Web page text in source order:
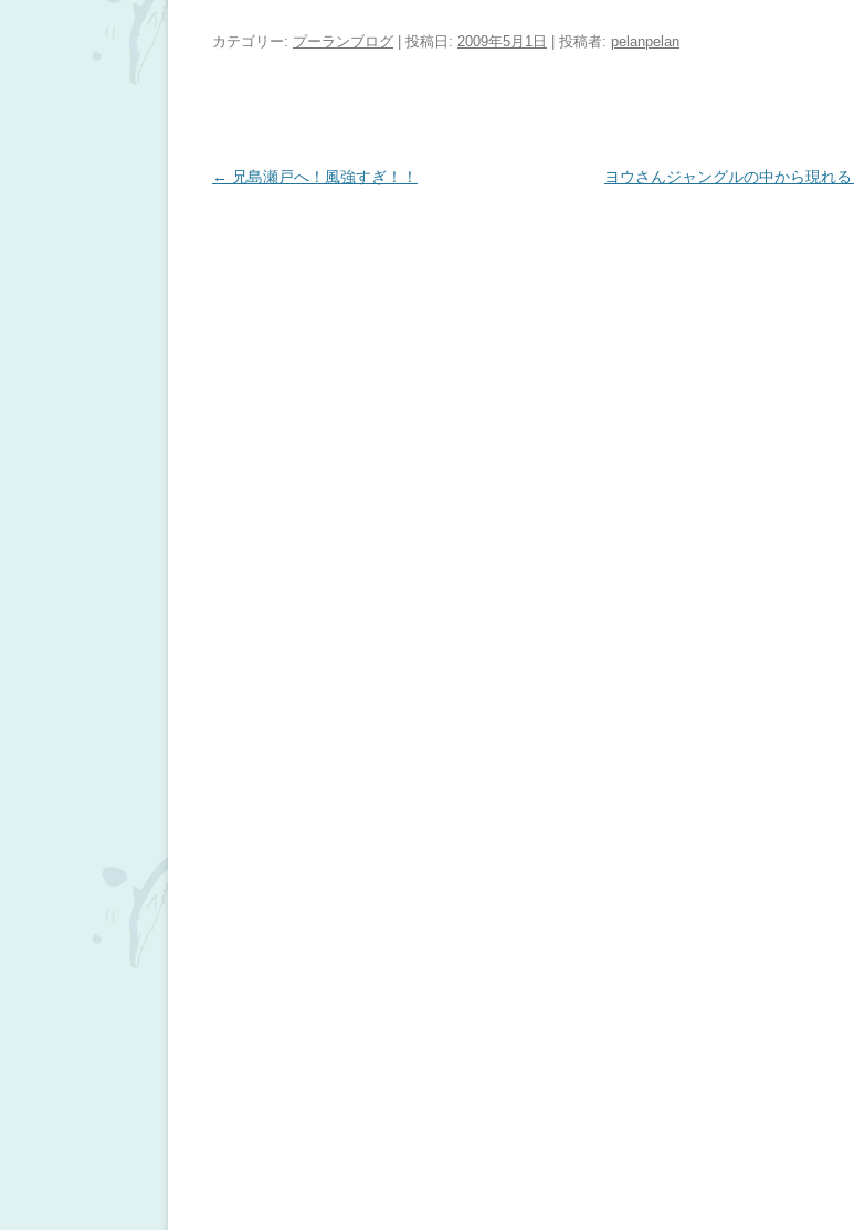
カテゴリー: プーランブログ | 投稿日: 2009年5月1日 投稿者: pelanpelan
投稿ナビゲーション
← 兄島瀬戸へ！風強すぎ！！ ヨウさんジャングルの中から現れる